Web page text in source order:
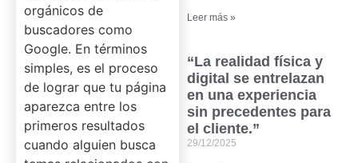
orgánicos de
buscadores como
Google. En términos
simples, es el proceso
de lograr que tu página
aparezca entre los
primeros resultados
cuando alguien busca
Leer más »
“La realidad física y
digital se entrelazan
en una experiencia
sin precedentes para
el cliente.”
29/12/2025